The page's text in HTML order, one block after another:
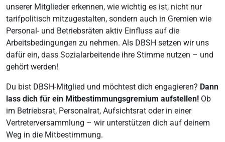
unserer Mitglieder erkennen, wie wichtig es ist, nicht nur
tarifpolitisch mitzugestalten, sondern auch in Gremien wie
Personal- und Betriebsräten aktiv Einfluss auf die
Arbeitsbedingungen zu nehmen. Als DBSH setzen wir uns
dafür ein, dass Sozialarbeitende ihre Stimme nutzen – und
gehört werden!
Du bist DBSH-Mitglied und möchtest dich engagieren? Dann
lass dich für ein Mitbestimmungsgremium aufstellen! Ob
im Betriebsrat, Personalrat, Aufsichtsrat oder in einer
Vertreterversammlung – wir unterstützen dich auf deinem
Weg in die Mitbestimmung.